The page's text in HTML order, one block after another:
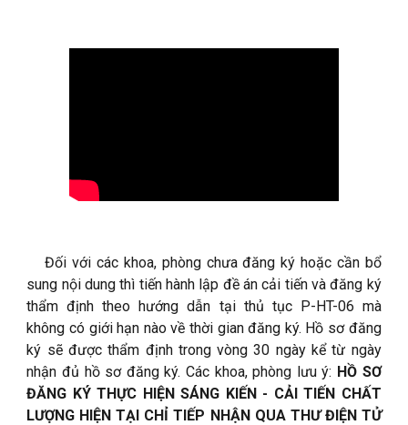
Đối với các khoa, phòng chưa đăng ký hoặc cần bổ
sung nội dung thì tiến hành lập đề án cải tiến và đăng ký
thẩm định theo hướng dẫn tại thủ tục P-HT-06 mà
không có giới hạn nào về thời gian đăng ký. Hồ sơ đăng
ký sẽ được thẩm định trong vòng 30 ngày kể từ ngày
nhận đủ hồ sơ đăng ký. Các khoa, phòng lưu ý: HỒ SƠ
ĐĂNG KÝ THỰC HIỆN SÁNG KIẾN - CẢI TIẾN CHẤT
LƯỢNG HIỆN TẠI CHỈ TIẾP NHẬN QUA THƯ ĐIỆN TỬ